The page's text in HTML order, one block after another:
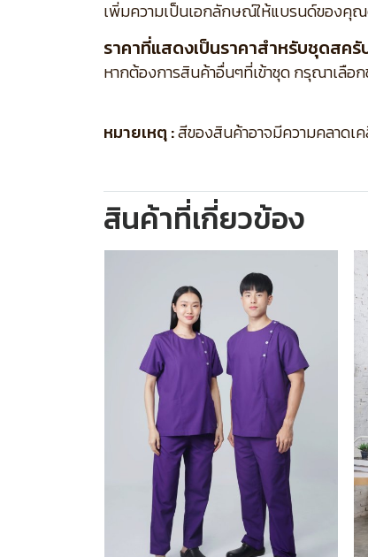
เพิ่มความเป็นเอกลักษณ์ให้แบรนด์ของคุ
ราคาที่แสดงเป็นราคาสำหรับชุดสครั
หากต้องการสินค้าอื่นๆที่เข้าชุด กรุณาเลือ
หมายเหตุ :สีของสินค้าอาจมีความคลาดเ
สินค้าที่เกี่ยวข้อง